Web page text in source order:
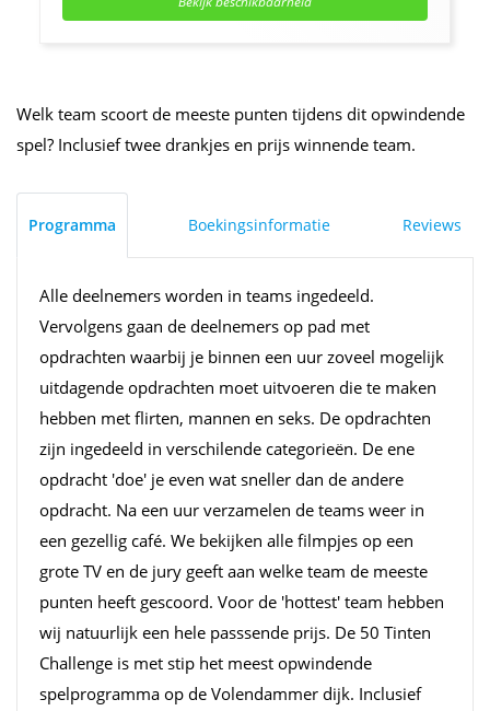
Welk team scoort de meeste punten tijdens dit opwindende
spel? Inclusief twee drankjes en prijs winnende team.
Programma Boekingsinformatie Reviews
Alle deelnemers worden in teams ingedeeld.
Vervolgens gaan de deelnemers op pad met
opdrachten waarbij je binnen een uur zoveel mogelijk
uitdagende opdrachten moet uitvoeren die te maken
hebben met flirten, mannen en seks. De opdrachten
zijn ingedeeld in verschilende categorieën. De ene
opdracht 'doe' je even wat sneller dan de andere
opdracht. Na een uur verzamelen de teams weer in
een gezellig café. We bekijken alle filmpjes op een
grote TV en de jury geeft aan welke team de meeste
punten heeft gescoord. Voor de 'hottest' team hebben
wij natuurlijk een hele passsende prijs. De 50 Tinten
Challenge is met stip het meest opwindende
spelprogramma op de Volendammer dijk. Inclusief